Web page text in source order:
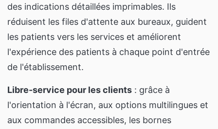
des indications détaillées imprimables. Ils
réduisent les files d'attente aux bureaux, guident
les patients vers les services et améliorent
l'expérience des patients à chaque point d'entrée
de l'établissement.
Libre-service pour les clients : grâce à
l'orientation à l'écran, aux options multilingues et
aux commandes accessibles, les bornes